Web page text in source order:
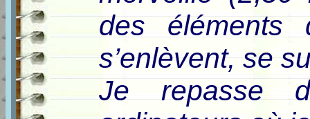
des éléments
s’enlèvent, se
Je repasse